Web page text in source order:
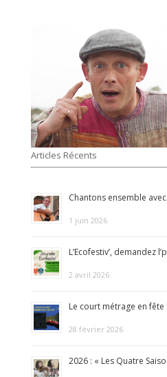
Articles Récents
Chantons ensemble
1 juin 2026
L’Ecofestiv’, demandez
2 avril 2026
Le court métrage en fête !
28 février 2026
2026 : « Les Quatre